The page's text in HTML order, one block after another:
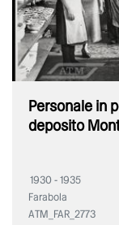
Personale in
deposito
1930 - 1935
Farabola
ATM_FAR_2773